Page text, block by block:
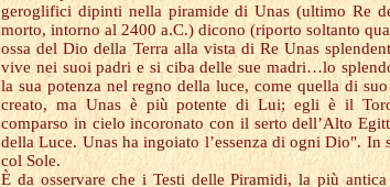
geroglifici dipinti nella piramide di Unas (ultimo Re
morto, intorno al 2400 a.C.) dicono (riporto soltanto
ossa del Dio della Terra alla vista di Re Unas
vive nei suoi padri e si ciba delle sue madri…lo
la sua potenza nel regno della luce, come quella di
creato, ma Unas è più potente di Lui; egli è il
comparso in cielo incoronato con il serto dell’Alto
della Luce. Unas ha ingoiato l’essenza di ogni Dio". In
col Sole.
È da osservare che i Testi delle Piramidi, la più